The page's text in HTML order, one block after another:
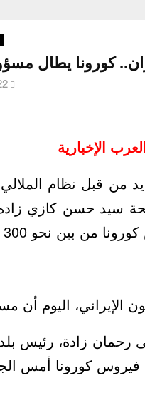
كورونا يطال مسؤولاً
22
الإخبارية
من قبل نظام
بين نحو 300 حالة مشتبه بها.
الإيراني، اليوم أن
كورونا أمس